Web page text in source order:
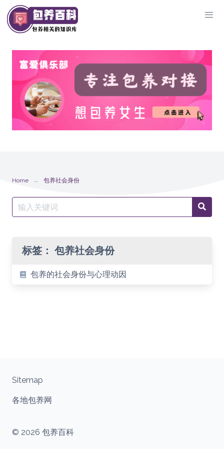
Skip
to
content
Home 包养社会身份
Search
for:
标签： 包养社会身份
包养的社会身份与心理动因
© 2026 包养百科
Sitemap
各地包养网